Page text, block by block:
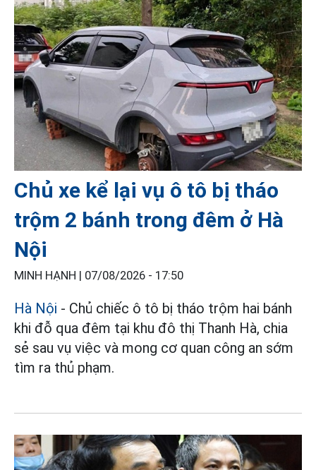
Chủ xe kể lại vụ ô tô bị tháo
trộm 2 bánh trong đêm ở Hà
Nội
MINH HẠNH | 07/08/2026 - 17:50
Hà Nội - Chủ chiếc ô tô bị tháo trộm hai bánh
khi đỗ qua đêm tại khu đô thị Thanh Hà, chia
sẻ sau vụ việc và mong cơ quan công an sớm
tìm ra thủ phạm.